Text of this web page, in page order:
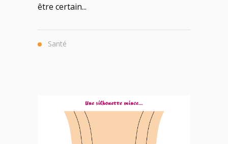
être certain...
Santé